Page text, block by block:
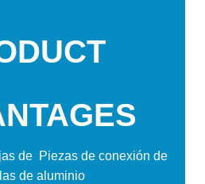
de Piezas de conexión de
de aluminio